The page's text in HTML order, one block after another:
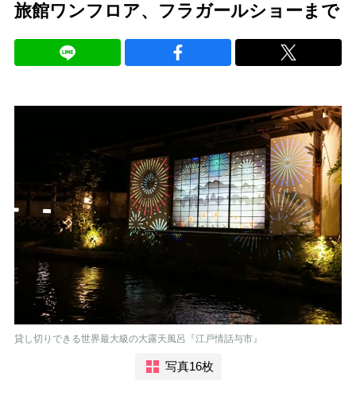
旅館ワンフロア、フラガールショーまで
貸し切りできる世界最大級の大露天風呂『江戸情話与市』
写真16枚